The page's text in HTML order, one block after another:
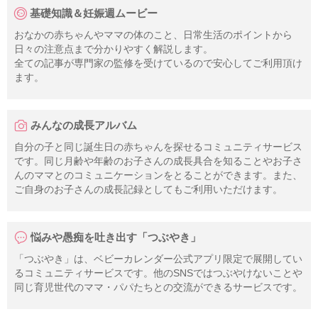
基礎知識＆妊娠週ムービー
おなかの赤ちゃんやママの体のこと、日常生活のポイントから
日々の注意点まで分かりやすく解説します。
全ての記事が専門家の監修を受けているので安心してご利用頂け
ます。
みんなの成長アルバム
自分の子と同じ誕生日の赤ちゃんを探せるコミュニティサービス
です。同じ月齢や年齢のお子さんの成長具合を知ることやお子さ
んのママとのコミュニケーションをとることができます。また、
ご自身のお子さんの成長記録としてもご利用いただけます。
悩みや愚痴を吐き出す「つぶやき」
「つぶやき」は、ベビーカレンダー公式アプリ限定で展開してい
るコミュニティサービスです。他のSNSではつぶやけないことや
同じ育児世代のママ・パパたちとの交流ができるサービスです。